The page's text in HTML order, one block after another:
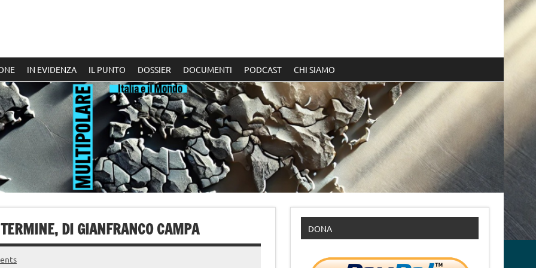
IN EVIDENZA IL PUNTO DOSSIER DOCUMENTI PODCAST CHI SIAMO
DI GIANFRANCO CAMPA DONA